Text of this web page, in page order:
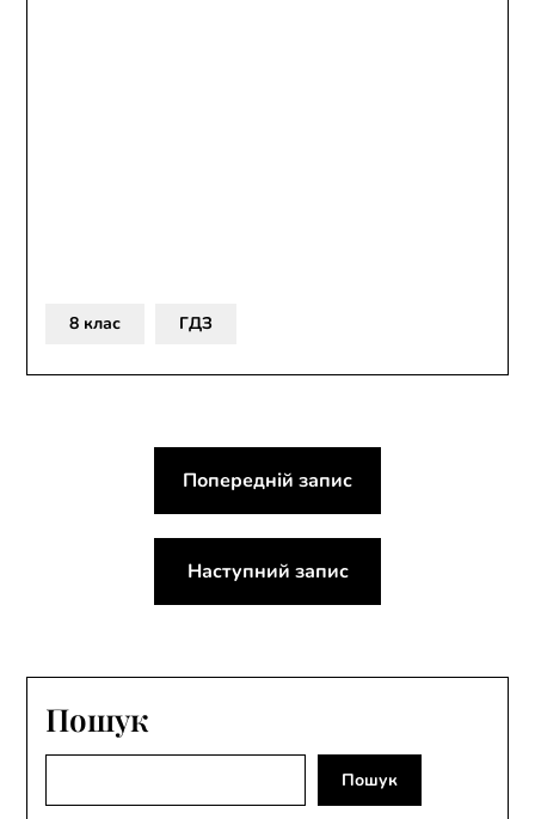
8 клас ГДЗ
Навігація
Попередній запис
Наступний запис
Пошук
Пошук